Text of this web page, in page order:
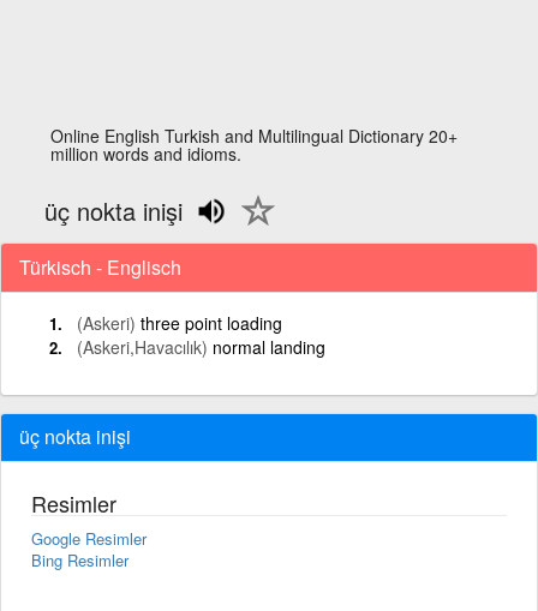
Online English Turkish and Multilingual Dictionary 20+
million words and idioms.
üç nokta inişi
Türkisch - Englisch
(Askeri) three point loading
(Askeri,Havacılık) normal landing
üç nokta inişi
Resimler
Google Resimler
Bing Resimler